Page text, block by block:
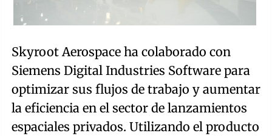
Skyroot Aerospace ha colaborado con
Siemens Digital Industries Software para
optimizar sus flujos de trabajo y aumentar
la eficiencia en el sector de lanzamientos
espaciales privados. Utilizando el producto